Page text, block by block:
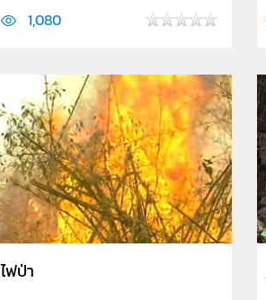
1,080
ไฟป่า